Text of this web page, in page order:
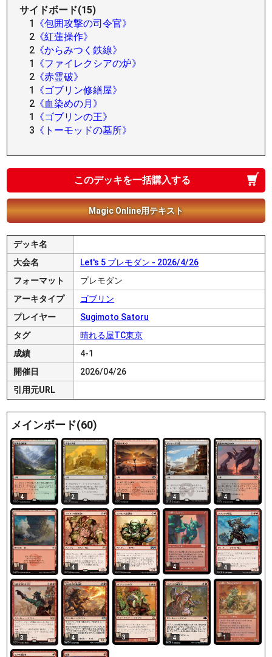
サイドボード(15)
1
《包囲攻撃の司令官》
2 《紅蓮操作》
2 《からみつく鉄線》
1
《ファイレクシアの炉》
2 《赤霊破》
1
《ゴブリン修繕屋》
2 《血染めの月》
1
《ゴブリンの王》
3 《トーモッドの墓所》
このデッキを一括購入する
Magic Online用テキスト
デッキ名
大会名
Let's 5 プレモダン - 2026/4/26
フォーマット
プレモダン
アーキタイプ
ゴブリン
プレイヤー
Sugimoto Satoru
タグ
晴れる屋TC東京
成績
4-1
開催日
2026/04/26
引用元URL
メインボード(60)
4 2 1 4 4
8 4 4 4 4
3 4 3 4 1